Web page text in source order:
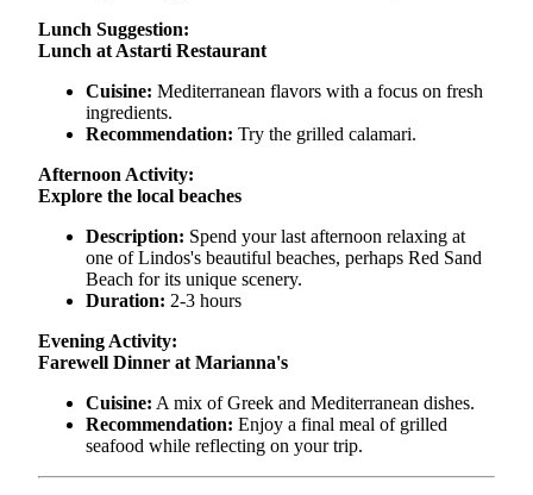
Lunch Suggestion:
Lunch at Astarti Restaurant
Cuisine: Mediterranean flavors with a focus on fresh
ingredients.
Recommendation: Try the grilled calamari.
Afternoon Activity:
Explore the local beaches
Description: Spend your last afternoon relaxing at
one of Lindos's beautiful beaches, perhaps Red Sand
Beach for its unique scenery.
Duration: 2-3 hours
Evening Activity:
Farewell Dinner at Marianna's
Cuisine: A mix of Greek and Mediterranean dishes.
Recommendation: Enjoy a final meal of grilled
seafood while reflecting on your trip.